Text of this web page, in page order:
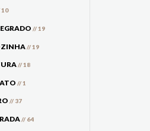
10
// 19
// 19
// 18
// 1
// 37
// 64